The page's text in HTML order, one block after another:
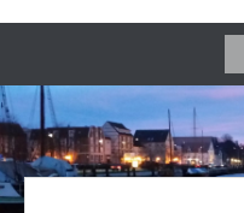
Zum
Inhalt
springen